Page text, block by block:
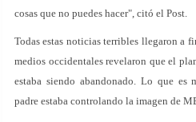
cosas que no puedes hacer", citó el Post.
Todas estas noticias terribles llegaron a
medios occidentales revelaron que el
estaba siendo abandonado. Lo que es
padre estaba controlando la imagen de